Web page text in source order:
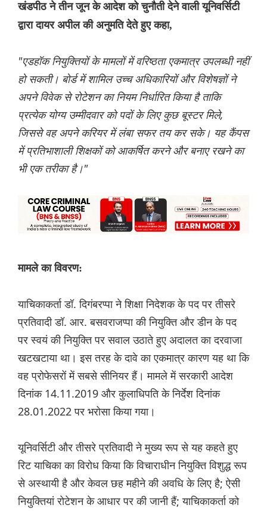
खंडपीठ ने तीन जून के आदेश को चुनौती देने वाली यूनिवर्सिटी
द्वारा दायर अपील की अनुमति देते हुए कहा,
"एडहॉक नियुक्तियों के मामलों में वरिष्ठता एकमात्र उपलब्धी नहीं
हो सकती। बोर्ड में शामिल उच्च अधिकारियों और विशेषज्ञों ने
अपने विवेक से रोटेशन का नियम निर्धारित किया है ताकि
प्रत्येक योग्य उम्मीदवार को पदों के लिए कुछ बूस्टर मिले,
जिससे वह अपने करियर में लंबा सफर तय कर सके। यह कैंपस
में प्रतिभाशाली शिक्षकों को आकर्षित करने और बनाए रखने का
भी एक तरीका है।"
मामले का विवरण:
याचिकाकर्ता डॉ. दिगंबरप्पा ने शिक्षा निदेशक के पद पर तीसरे
प्रतिवादी डॉ. आर. बसवराजप्पा की नियुक्ति और डीन के पद
पर स्वयं की नियुक्ति पर सवाल उठाते हुए अदालत का दरवाजा
खटखटाया था। इस तरह के दावे का एकमात्र कारण यह था कि
वह प्रोफेसरों में सबसे सीनियर हैं। मामले में सरकारी आदेश
दिनांक 14.11.2019 और कुलाधिपति के निर्देश दिनांक
28.01.2022 पर भरोसा किया गया।
यूनिवर्सिटी और तीसरे प्रतिवादी ने मुख्य रूप से यह कहते हुए
रिट याचिका का विरोध किया कि विचाराधीन नियुक्ति विशुद्ध रूप
से अस्थायी है और केवल छह महीने की अवधि के लिए है; ऐसी
नियुक्तियां रोटेशन के आधार पर की जानी हैं; याचिकाकर्ता को